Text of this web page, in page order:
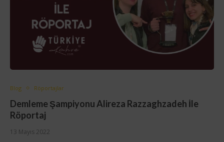
Blog Röportajlar
Demleme Şampiyonu Alireza Razzaghzadeh İle
Röportaj
13 Mayıs 2022